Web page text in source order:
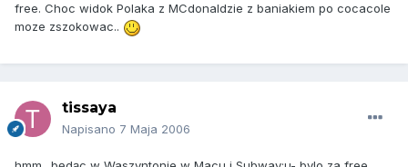
free. Choc widok Polaka z MCdonaldzie z baniakiem po cocacole
moze zszokowac..
tissaya
Napisano 7 Maja 2006